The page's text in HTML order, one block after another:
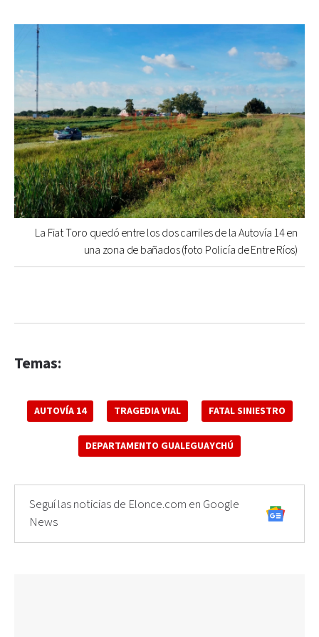
La Fiat Toro quedó entre los dos carriles de la Autovía 14 en
una zona de bañados (foto Policía de Entre Ríos)
Temas:
AUTOVÍA 14 TRAGEDIA VIAL FATAL SINIESTRO
DEPARTAMENTO GUALEGUAYCHÚ
Seguí las noticias de Elonce.com en Google
News